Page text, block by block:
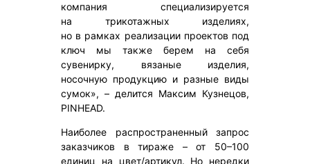
компания специализируется
на трикотажных изделиях,
но в рамках реализации проектов под
ключ мы также берем на себя
сувенирку, вязаные изделия,
носочную продукцию и разные виды
сумок», – делится Максим Кузнецов,
PINHEAD.
Наиболее распространенный запрос
заказчиков в тираже – от 50–100
единиц на цвет/артикул. Но нередки